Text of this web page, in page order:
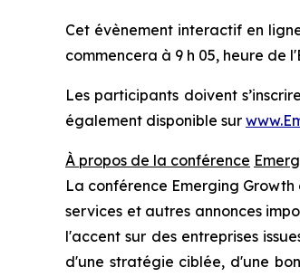
Cet évènement interactif en
commencera à 9 h 05, heure de
Les participants doivent s’inscrire
également disponible sur
À propos de la conférence
La conférence Emerging
services et autres annonces
l'accent sur des entreprises
d'une stratégie ciblée, d'une